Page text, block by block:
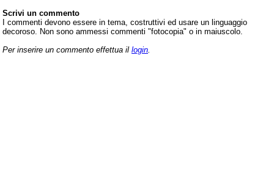
Scrivi un commento
I commenti devono essere in tema, costruttivi ed usare un linguaggio
decoroso. Non sono ammessi commenti "fotocopia" o in maiuscolo.
Per inserire un commento effettua il login